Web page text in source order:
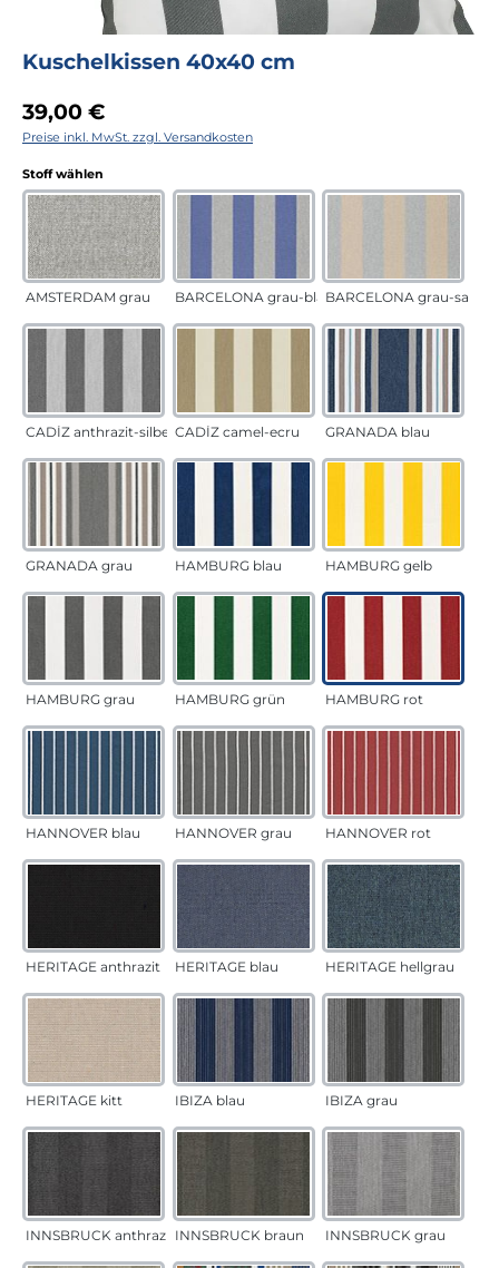
Kuschelkissen 40x40 cm
Regulärer Preis:
39,00 €
Preise inkl. MwSt. zzgl. Versandkosten
Stoff wählen
AMSTERDAM grau BARCELONA grau-blauBARCELONA grau-sand
CADÍZ anthrazit-silber CADÍZ camel-ecru GRANADA blau
GRANADA grau HAMBURG blau HAMBURG gelb
HAMBURG grau HAMBURG grün HAMBURG rot
HANNOVER blau HANNOVER grau HANNOVER rot
HERITAGE anthrazit HERITAGE blau HERITAGE hellgrau
HERITAGE kitt IBIZA blau IBIZA grau
INNSBRUCK anthrazit INNSBRUCK braun INNSBRUCK grau